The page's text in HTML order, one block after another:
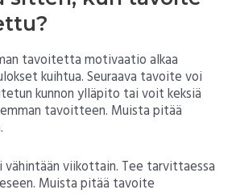
tavoitetta motivaatio alkaa
kuihtua. Seuraava tavoite voi
kunnon ylläpito tai voit keksiä
tavoitteen. Muista pitää
viikottain. Tee tarvittaessa
Muista pitää tavoite